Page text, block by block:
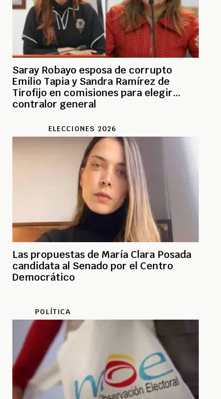
Saray Robayo esposa de corrupto
Emilio Tapia y Sandra Ramírez de
Tirofijo en comisiones para elegir
contralor general
ELECCIONES 2026
Las propuestas de María Clara Posada
candidata al Senado por el Centro
Democrático
POLÍTICA